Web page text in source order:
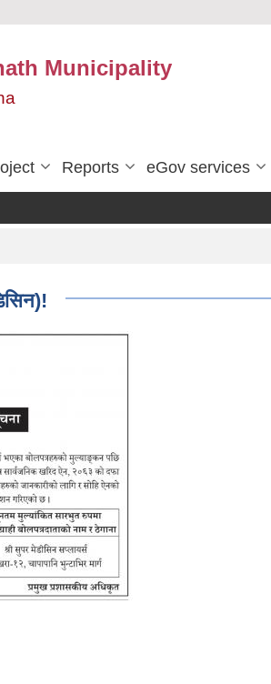
Municipality
Reports eGov services